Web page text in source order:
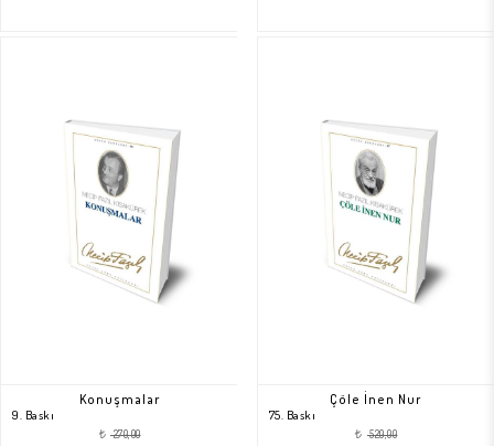
Konuşmalar
9. Baskı
t
270,00
Çöle İnen Nur
75. Baskı
t
520,00